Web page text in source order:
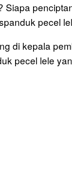
Siapa
pecel
di kepala
pecel lele